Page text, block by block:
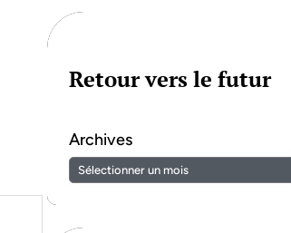
Retour vers le futur
Archives